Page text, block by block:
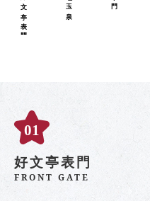
好文亭表門
FRONT GATE